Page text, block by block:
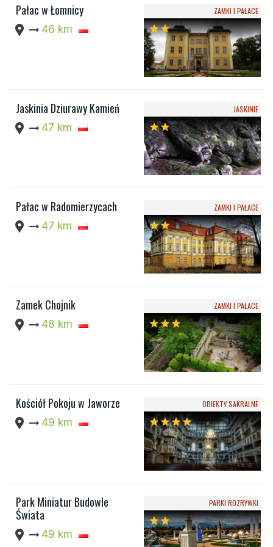
Pałac w Łomnicy
location_pin arrow_right_alt 46 km
ZAMKI I PAŁACE
starstar
Jaskinia Dziurawy Kamień
location_pin arrow_right_alt 47 km
JASKINIE
starstar
Pałac w Radomierzycach
location_pin arrow_right_alt 47 km
ZAMKI I PAŁACE
starstar
Zamek Chojnik
location_pin arrow_right_alt 48 km
ZAMKI I PAŁACE
starstarstar
Kościół Pokoju w Jaworze
location_pin arrow_right_alt 49 km
OBIEKTY SAKRALNE
starstarstarstar
Park Miniatur Budowle
Świata
location_pin arrow_right_alt 49 km
PARKI ROZRYWKI
starstar